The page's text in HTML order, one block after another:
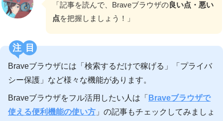
「記事を読んで、Braveブラウザの良い点・悪い
点を把握しましょう！」
注目
Braveブラウザには「検索するだけで稼げる」「プライバ
シー保護」など様々な機能があります。
Braveブラウザをフル活用したい人は「 Braveブラウザで
使える便利機能の使い方 」の記事もチェックしてみましょ